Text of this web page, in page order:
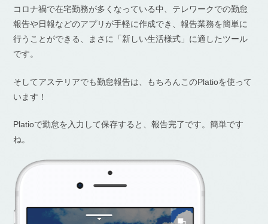
コロナ禍で在宅勤務が多くなっている中、テレワークでの勤怠
報告や日報などのアプリが手軽に作成でき、報告業務を簡単に
行うことができる、まさに「新しい生活様式」に適したツール
です。
そしてアステリアでも勤怠報告は、もちろんこのPlatioを使って
います！
Platioで勤怠を入力して保存すると、報告完了です。簡単です
ね。